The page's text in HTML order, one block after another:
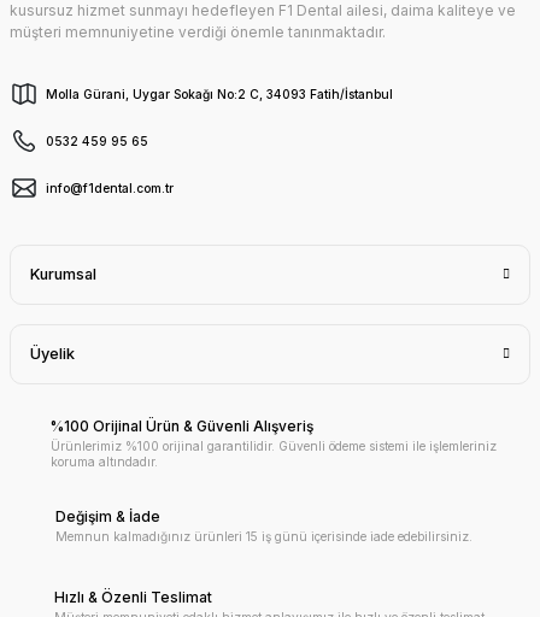
kusursuz hizmet sunmayı hedefleyen F1 Dental ailesi, daima kaliteye ve
müşteri memnuniyetine verdiği önemle tanınmaktadır.
Molla Gürani, Uygar Sokağı No:2 C, 34093 Fatih/İstanbul
0532 459 95 65
info@f1dental.com.tr
Kurumsal
Üyelik
%100 Orijinal Ürün & Güvenli Alışveriş
Ürünlerimiz %100 orijinal garantilidir. Güvenli ödeme sistemi ile işlemleriniz
koruma altındadır.
Değişim & İade
Memnun kalmadığınız ürünleri 15 iş günü içerisinde iade edebilirsiniz.
Hızlı & Özenli Teslimat